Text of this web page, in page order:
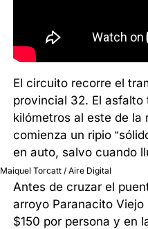
El circuito recorre el
provincial 32. El
kilómetros al este de la
comienza un ripio
en auto, salvo cuando
Maiquel Torcatt / Aire Digital
Antes de cruzar el
arroyo Paranacito
$150 por persona y en